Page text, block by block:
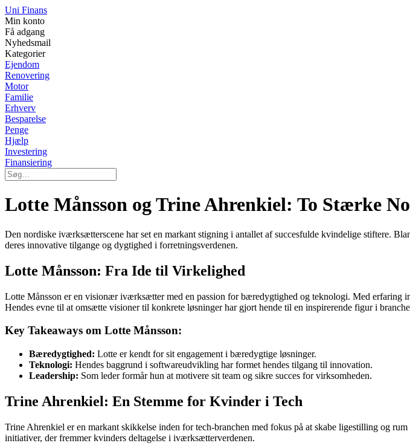
Uni Finans
Min konto
Få adgang
Nyhedsmail
Kategorier
Ejendom
Renovering
Motor
Familie
Erhverv
Besparelse
Penge
Hjælp
Investering
Finansiering
Lotte Månsson og Trine Ahrenkiel: To Stærke
Den nordiske iværksætterscene har set en markant stigning i antallet af succesfulde kvindelige stiftere.
deres innovative tilgange og dygtighed i forretningsverdenen.
Lotte Månsson: Fra Ide til Virkelighed
Lotte Månsson er en visionær iværksætter med en passion for bæredygtighed og teknologi. Med erfaring
Hendes evne til at omsætte visioner til konkrete løsninger har gjort hende til en inspirerende figur i
Key Takeaways om Lotte Månsson:
Bæredygtighed: Lotte er kendt for sit engagement i bæredygtige løsninger.
Teknologi: Hendes baggrund i softwareudvikling har formet hendes tilgang til innovation.
Leadership: Som leder formår hun at motivere sit team og sikre succes for virksomheden.
Trine Ahrenkiel: En Stemme for Kvinder i Tech
Trine Ahrenkiel er en markant skikkelse inden for tech-branchen med fokus på at skabe ligestilling og
initiativer, der fremmer kvinders deltagelse i iværksætterverdenen.